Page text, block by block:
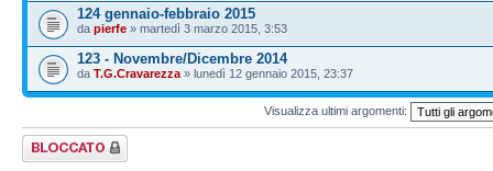
124 gennaio-febbraio 2015
da pierfe » martedì 3 marzo 2015, 3:53
123 - Novembre/Dicembre 2014
da T.G.Cravarezza » lunedì 12 gennaio 2015, 23:37
Visualizza ultimi argomenti:
Forum bloccato